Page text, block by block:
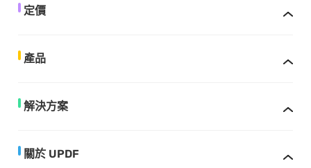
定價
產品
解決方案
關於 UPDF